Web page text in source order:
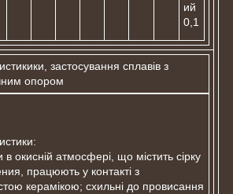
ий
0,1
застосування сплавів з
опором
в окисній атмосфері, що містить сірку
працюють у контакті з
керамікою; схильні до провисання